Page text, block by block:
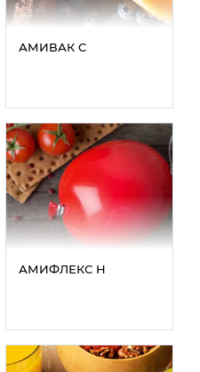
АМИВАК С
АМИФЛЕКС Н